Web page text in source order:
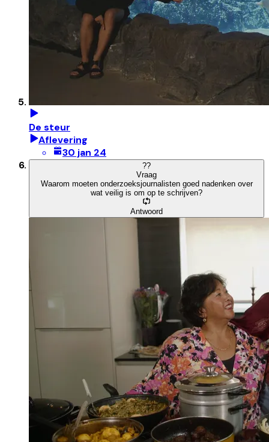
De steur
Aflevering
30 jan 24
??
Vraag
Waarom moeten onderzoeksjournalisten goed nadenken over
wat veilig is om op te schrijven?
Antwoord